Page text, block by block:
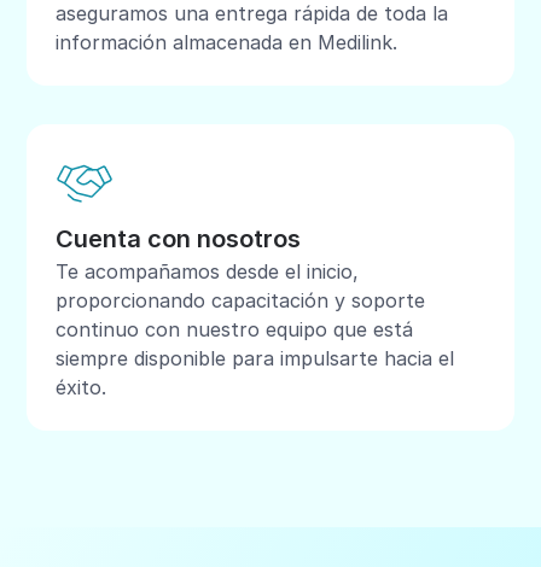
aseguramos una entrega rápida de toda la
información almacenada en Medilink.
Cuenta con nosotros
Te acompañamos desde el inicio,
proporcionando capacitación y soporte
continuo con nuestro equipo que está
siempre disponible para impulsarte hacia el
éxito.